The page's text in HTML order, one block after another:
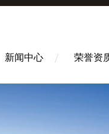
新闻中心 荣誉资